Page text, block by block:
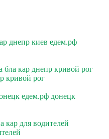
днепр киев едем.рф
бла кар днепр кривой рог
кривой рог
едем.рф донецк
кар для водителей